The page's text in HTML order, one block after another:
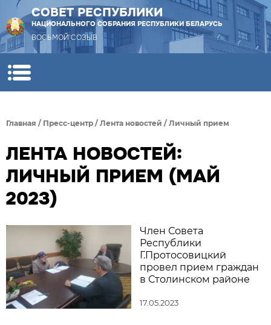
СОВЕТ РЕСПУБЛИКИ
НАЦИОНАЛЬНОГО СОБРАНИЯ РЕСПУБЛИКИ БЕЛАРУСЬ
ВОСЬМОЙ СОЗЫВ
Главная / Пресс-центр / Лента новостей / Личный прием
ЛЕНТА НОВОСТЕЙ:
ЛИЧНЫЙ ПРИЕМ (МАЙ
2023)
Член Совета
Республики
Г.Протосовицкий
провел прием граждан
в Столинском районе
17.05.2023